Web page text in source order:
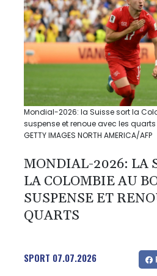
Mondial-2026: la Suisse sort la
suspense et renoue avec les
GETTY IMAGES NORTH AMERICA/AFP
MONDIAL-2026: LA
LA COLOMBIE AU
SUSPENSE ET
QUARTS
SPORT 07.07.2026